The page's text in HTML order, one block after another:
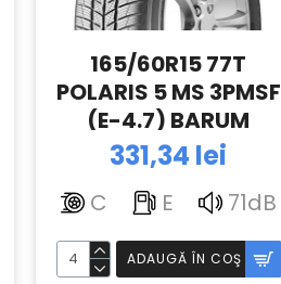
165/60R15 77T
POLARIS 5 MS 3PMSF
(E-4.7) BARUM
331,34 lei
C E 71dB
ADAUGĂ ÎN COŞ